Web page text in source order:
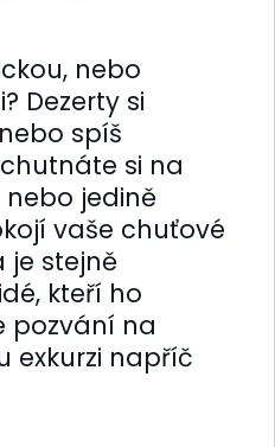
nebo
Dezerty si
spíš
si na
jedině
vaše chuťové
je stejně
kteří ho
pozvání na
exkurzi napříč